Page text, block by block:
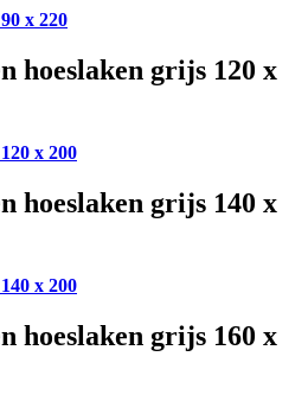
x 220
hoeslaken grijs 120 x
x 200
hoeslaken grijs 140 x
x 200
hoeslaken grijs 160 x